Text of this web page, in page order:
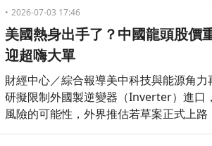
2026-07-03 17:46
美國熱身出手了？中國龍頭股價
迎超嗨大單
財經中心／綜合報導美中科技與能源角
研擬限制外國製逆變器（Inverter）進口
風險的可能性，外界推估若草案正式上